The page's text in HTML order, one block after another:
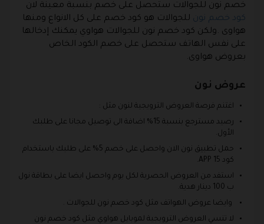
خصم نون للجوالات ستحصل على خصم بنسبة معينة لان
كود خصم نون للجوالات هو كود خصم على كل الانواع ومنها
هواوى .ولكن كود خصم نون للجوالات هواوي يمكنك إدخالها
على نفس الهاتف ستحصل على خصم الكود الخاص
بعروض هواوى.
عروض نون
اغتنم فرصة العروض الترويجية لنون مثل :
رصيد مسترجع بنسبة 15% اضافة الى توصيل مجانا على طلبك
الأول.
حمل تطبيق نون الان واحصل على خصم 5% على طلبك باستخدام
كود APP 15.
استفد من العروض الحصرية لكل يوم واحصل ايضا على بطاقة نول
ب 100 دينار هدية.
وايضا عروض الهواتف مثل كود خصم نون للجوالات .
لا تنسي العروض الترويجية لموبايل هواوي مثل كود خصم نون